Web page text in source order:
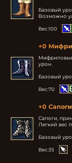
Базовый
Возможно
Вес:100
+0
урон.
Базовый
Вес:70
+0
Сапоги,
Легкий вес
Базовый
Вес:35